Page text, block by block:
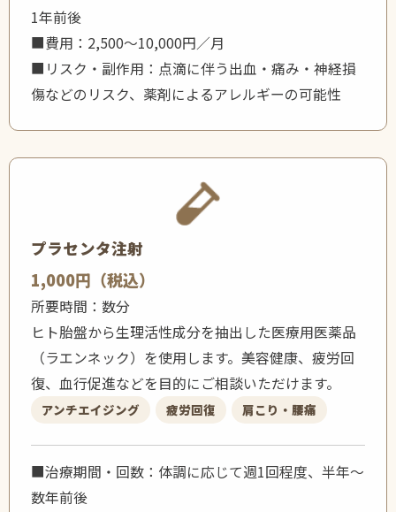
1年前後
■費用：2,500〜10,000円／月
■リスク・副作用：点滴に伴う出血・痛み・神経損
傷などのリスク、薬剤によるアレルギーの可能性
プラセンタ注射
1,000円（税込）
所要時間：数分
ヒト胎盤から生理活性成分を抽出した医療用医薬品
（ラエンネック）を使用します。美容健康、疲労回
復、血行促進などを目的にご相談いただけます。
アンチエイジング 疲労回復 肩こり・腰痛
■治療期間・回数：体調に応じて週1回程度、半年〜
数年前後